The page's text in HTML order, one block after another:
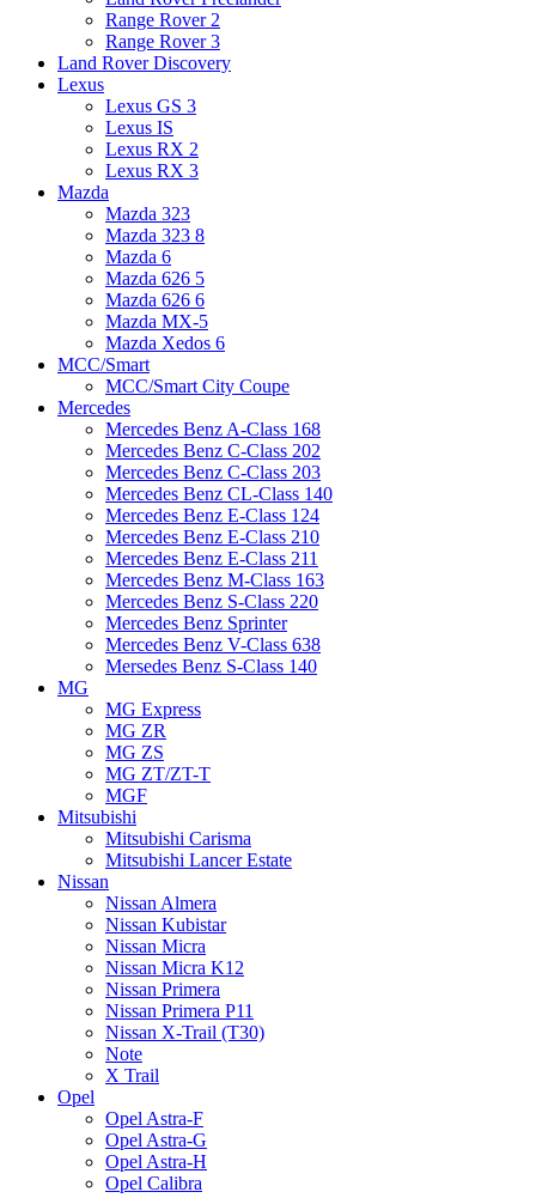
Range Rover 2
Range Rover 3
Land Rover Discovery
Lexus
Lexus GS 3
Lexus IS
Lexus RX 2
Lexus RX 3
Mazda
Mazda 323
Mazda 323 8
Mazda 6
Mazda 626 5
Mazda 626 6
Mazda MX-5
Mazda Xedos 6
MCC/Smart
MCC/Smart City Coupe
Mercedes
Mercedes Benz A-Class 168
Mercedes Benz C-Class 202
Mercedes Benz C-Class 203
Mercedes Benz CL-Class 140
Mercedes Benz E-Class 124
Mercedes Benz E-Class 210
Mercedes Benz E-Class 211
Mercedes Benz M-Class 163
Mercedes Benz S-Class 220
Mercedes Benz Sprinter
Mercedes Benz V-Class 638
Mersedes Benz S-Class 140
MG
MG Express
MG ZR
MG ZS
MG ZT/ZT-T
MGF
Mitsubishi
Mitsubishi Carisma
Mitsubishi Lancer Estate
Nissan
Nissan Almera
Nissan Kubistar
Nissan Micra
Nissan Micra K12
Nissan Primera
Nissan Primera P11
Nissan X-Trail (T30)
Note
X Trail
Opel
Opel Astra-F
Opel Astra-G
Opel Astra-H
Opel Calibra